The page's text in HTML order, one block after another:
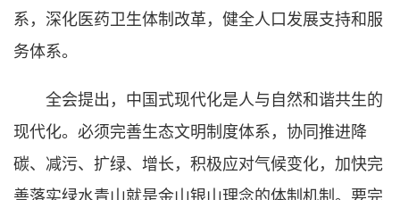
系，深化医药卫生体制改革，健全人口发展支持和服
务体系。
全会提出，中国式现代化是人与自然和谐共生的
现代化。必须完善生态文明制度体系，协同推进降
碳、减污、扩绿、增长，积极应对气候变化，加快完
善落实绿水青山就是金山银山理念的体制机制。要完